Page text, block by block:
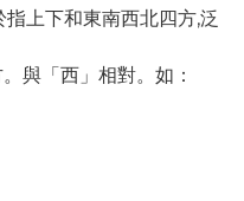
上下和東南西北四方,泛
與「西」相對。如：